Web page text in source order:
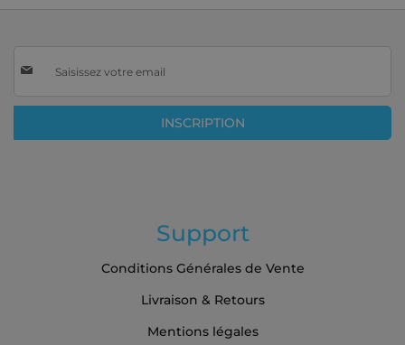
lettre
:
INSCRIPTION
Support
Conditions Générales de Vente
Livraison & Retours
Mentions légales